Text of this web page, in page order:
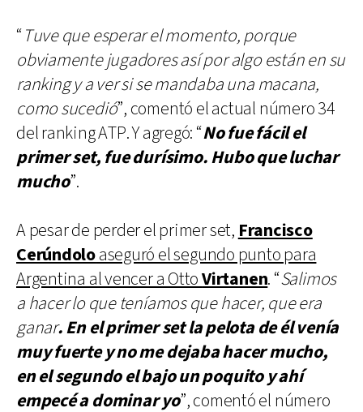
“Tuve que esperar el momento, porque
obviamente jugadores así por algo están en su
ranking y a ver si se mandaba una macana,
como sucedió”, comentó el actual número 34
del ranking ATP. Y agregó: “No fue fácil el
primer set, fue durísimo. Hubo que luchar
mucho”.
A pesar de perder el primer set, Francisco
Cerúndoloaseguró el segundo punto para
Argentina al vencer a OttoVirtanen. “Salimos
a hacer lo que teníamos que hacer, que era
ganar. En el primer set la pelota de él venía
muy fuerte y no me dejaba hacer mucho,
en el segundo el bajo un poquito y ahí
empecé a dominar yo”, comentó el número